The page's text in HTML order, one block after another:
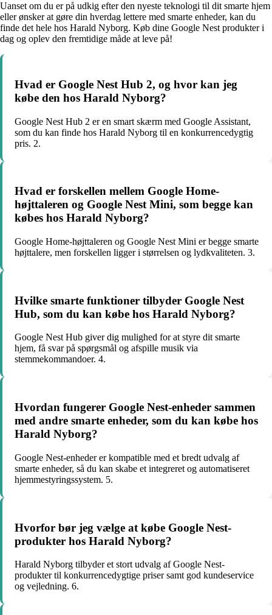
Uanset om du er på udkig efter den nyeste teknologi til dit smarte hjem
eller ønsker at gøre din hverdag lettere med smarte enheder, kan du
finde det hele hos Harald Nyborg. Køb dine Google Nest produkter i
dag og oplev den fremtidige måde at leve på!
Hvad er Google Nest Hub 2, og hvor kan jeg
købe den hos Harald Nyborg?
Google Nest Hub 2 er en smart skærm med Google Assistant,
som du kan finde hos Harald Nyborg til en konkurrencedygtig
pris. 2.
Hvad er forskellen mellem Google Home-
højttaleren og Google Nest Mini, som begge kan
købes hos Harald Nyborg?
Google Home-højttaleren og Google Nest Mini er begge smarte
højttalere, men forskellen ligger i størrelsen og lydkvaliteten. 3.
Hvilke smarte funktioner tilbyder Google Nest
Hub, som du kan købe hos Harald Nyborg?
Google Nest Hub giver dig mulighed for at styre dit smarte
hjem, få svar på spørgsmål og afspille musik via
stemmekommandoer. 4.
Hvordan fungerer Google Nest-enheder sammen
med andre smarte enheder, som du kan købe hos
Harald Nyborg?
Google Nest-enheder er kompatible med et bredt udvalg af
smarte enheder, så du kan skabe et integreret og automatiseret
hjemmestyringssystem. 5.
Hvorfor bør jeg vælge at købe Google Nest-
produkter hos Harald Nyborg?
Harald Nyborg tilbyder et stort udvalg af Google Nest-
produkter til konkurrencedygtige priser samt god kundeservice
og vejledning. 6.